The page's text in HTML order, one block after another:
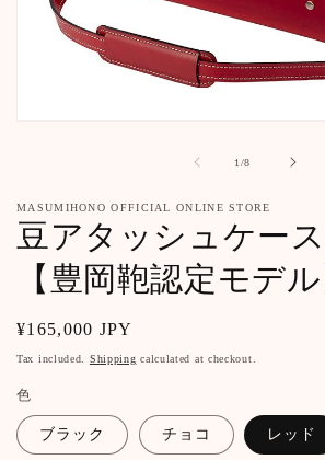
1 /
of8
MASUMIHONO OFFICIAL ONLINE STORE
豆アタッシュケー
【豊岡鞄認定モデル
Regular
price
¥165,000 JPY
Tax included. Shipping calculated at checkout.
色
ブラック チョコ レッド